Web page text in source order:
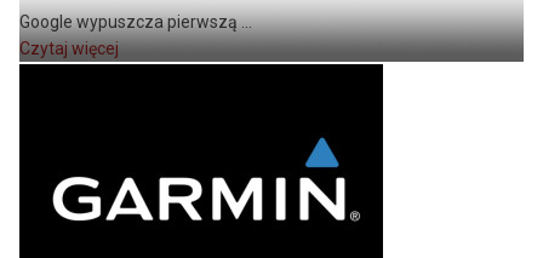
Google wypuszcza pierwszą ...
Czytaj więcej